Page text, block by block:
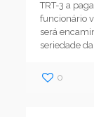
TRT-3 a
funcionário
será
seriedade
0